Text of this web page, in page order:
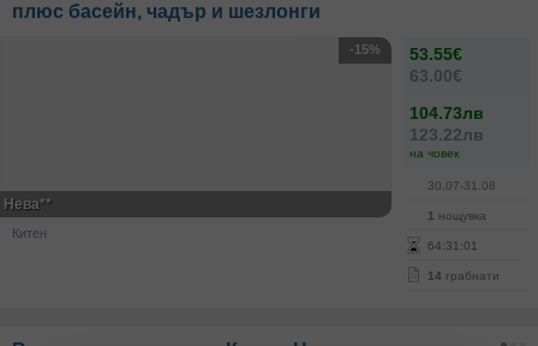
плюс басейн, чадър и шезлонги
53.55€
63.00€
104.73лв
123.22лв
на човек
30.07-31.08
1 нощувка
64:31 :01
14 грабнати
-15%
Нева**
Китен